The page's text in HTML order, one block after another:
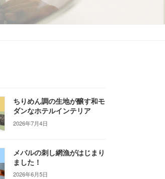
ちりめん調の生地が醸す和モ
ダンなホテルインテリア
2026年7月4日
メバルの刺し網漁がはじまり
ました！
2026年6月5日